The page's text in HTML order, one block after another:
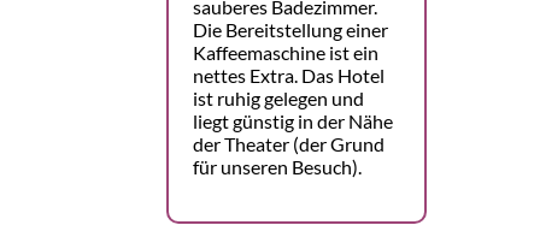
sauberes Badezimmer.
Die Bereitstellung einer
Kaffeemaschine ist ein
nettes Extra. Das Hotel
ist ruhig gelegen und
liegt günstig in der Nähe
der Theater (der Grund
für unseren Besuch).